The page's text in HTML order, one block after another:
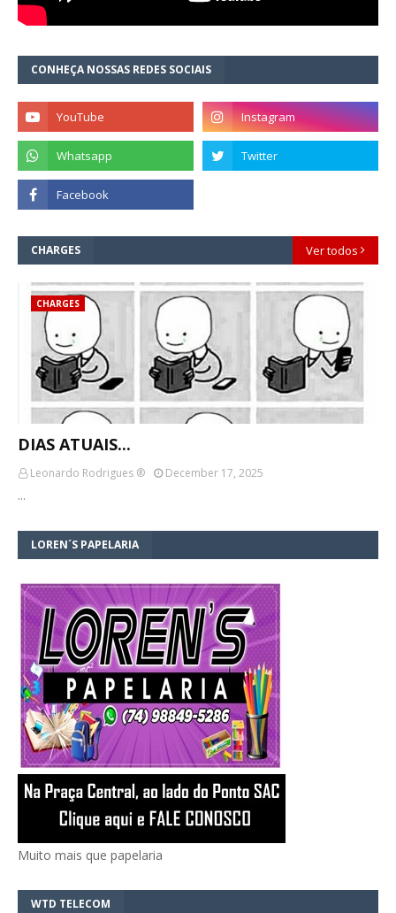
CONHEÇA NOSSAS REDES SOCIAIS
CHARGES Ver todos
CHARGES
DIAS ATUAIS...
Leonardo Rodrigues ®
December 17, 2025
…
LOREN´S PAPELARIA
Muito mais que papelaria
WTD TELECOM